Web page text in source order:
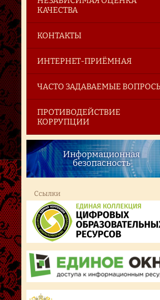
КАЧЕСТВА
КОНТАКТЫ
ИНТЕРНЕТ-ПРИЁМНАЯ
ЧАСТО ЗАДАВАЕМЫЕ
ПРОТИВОДЕЙСТВИЕ
КОРРУПЦИИ
Информационная
безопасность
Ссылки